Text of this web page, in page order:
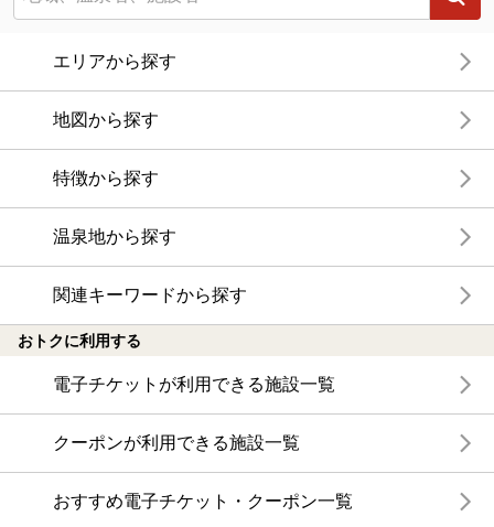
エリアから探す
地図から探す
特徴から探す
温泉地から探す
関連キーワードから探す
おトクに利用する
電子チケットが利用できる施設一覧
クーポンが利用できる施設一覧
おすすめ電子チケット・クーポン一覧